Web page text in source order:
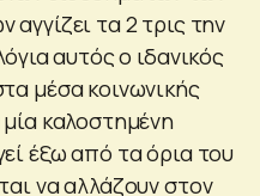
τα 2 τρις την
αυτός ο ιδανικός
μέσα κοινωνικής
καλοστημένη
έξω από τα όρια του
να αλλάζουν στον